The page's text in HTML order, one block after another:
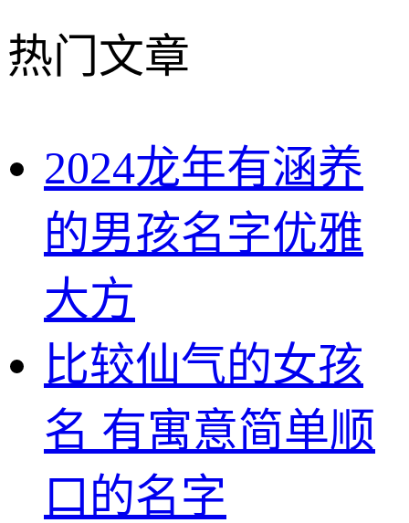
热门文章
2024龙年有涵养
的男孩名字优雅
大方
比较仙气的女孩
名 有寓意简单顺
口的名字